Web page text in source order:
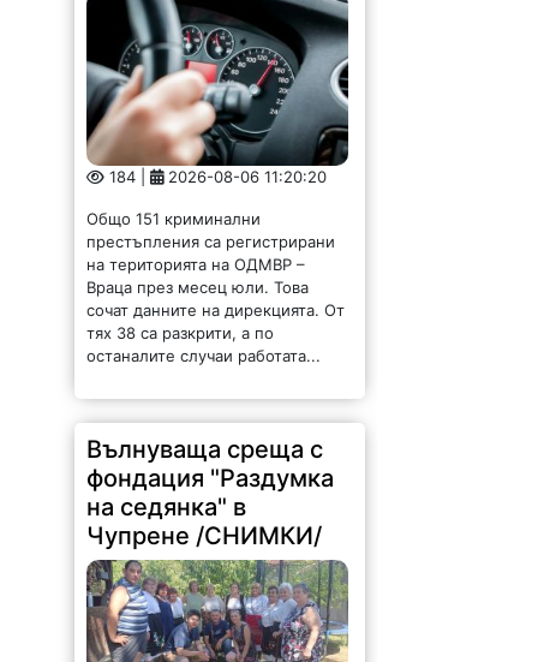
184 | 2026-08-06 11:20:20
Общо 151 криминални
престъпления са регистрирани
на територията на ОДМВР –
Враца през месец юли. Това
сочат данните на дирекцията. От
тях 38 са разкрити, а по
останалите случаи работата...
Вълнуваща среща с
фондация "Раздумка
на седянка" в
Чупрене /СНИМКИ/